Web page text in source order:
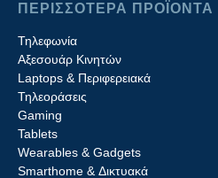
ΠΕΡΙΣΣΟΤΕΡΑ ΠΡΟΪΟΝΤΑ
Τηλεφωνία
Αξεσουάρ Κινητών
Laptops & Περιφερειακά
Τηλεοράσεις
Gaming
Tablets
Wearables & Gadgets
Smarthome & Δικτυακά